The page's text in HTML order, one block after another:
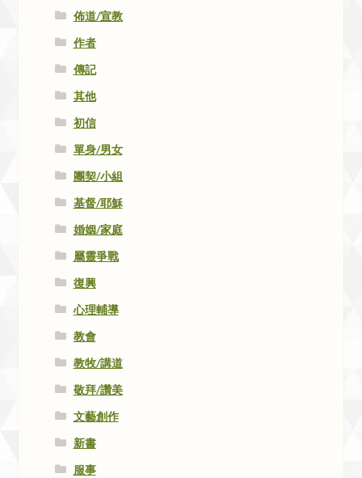
佈道/宣教
作者
傳記
其他
初信
單身/男女
團契/小組
基督/耶穌
婚姻/家庭
屬靈爭戰
復興
心理輔導
教會
教牧/講道
敬拜/讚美
文藝創作
新書
服事